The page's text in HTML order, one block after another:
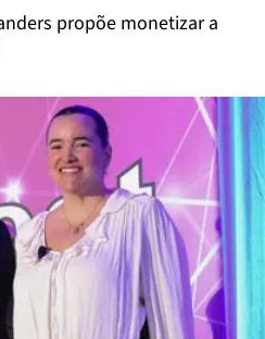
propõe monetizar a